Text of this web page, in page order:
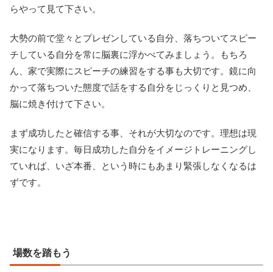
らやって見て下さい。
大勢の前で堂々とプレゼンしている自分、落ちついてスピー
チしている自分を常に脳裏に浮かべてみましょう。もちろ
ん、家で実際にスピーチの練習をする事も大切です。鏡に向
かって落ちついた態度で話をする自分をじっくりと見つめ、
脳に焼き付けて下さい。
まず成功したと確信する事、それが大切なのです。理想は現
実になります。毎日成功した自分をイメージトレーニングし
ていれば、いざ本番、という時にもあまり緊張しなくなるは
ずです。
場数を踏もう